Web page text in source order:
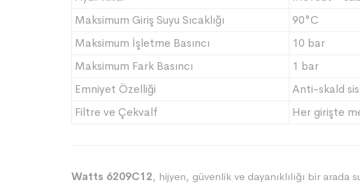
Maksimum Giriş Suyu Sıcaklığı
90°C
Maksimum İşletme Basıncı
10 bar
Maksimum Fark Basıncı
1 bar
Emniyet Özelliği
Anti-skald
Filtre ve Çekvalf
Her girişte
Watts 6209C12, hijyen, güvenlik ve dayanıklılığı bir arada